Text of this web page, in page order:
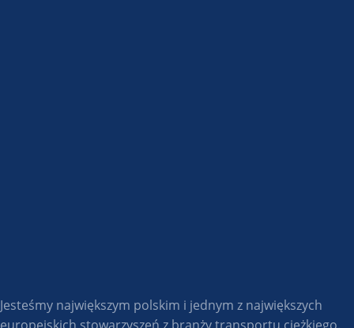
Jesteśmy największym polskim i jednym z największych